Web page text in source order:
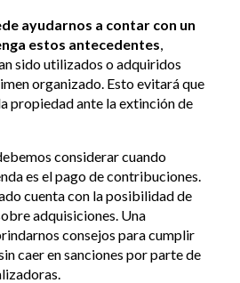
ayudarnos a contar con un
estos antecedentes,
sido utilizados o adquiridos
organizado. Esto evitará que
propiedad ante la extinción de
considerar cuando
es el pago de contribuciones.
cuenta con la posibilidad de
adquisiciones. Una
consejos para cumplir
caer en sanciones por parte de